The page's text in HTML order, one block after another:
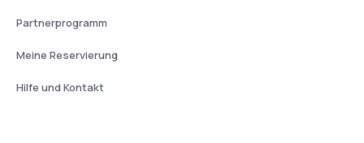
Partnerprogramm
Meine Reservierung
Hilfe und Kontakt